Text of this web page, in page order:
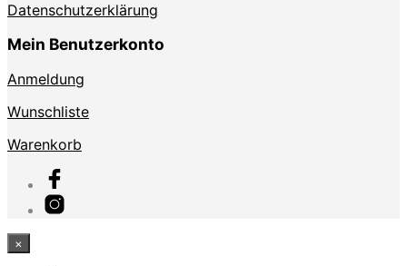
Datenschutzerklärung
Mein Benutzerkonto
Anmeldung
Wunschliste
Warenkorb
×